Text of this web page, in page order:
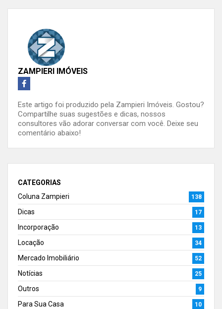
ZAMPIERI IMÓVEIS
Este artigo foi produzido pela Zampieri Imóveis. Gostou?
Compartilhe suas sugestões e dicas, nossos
consultores vão adorar conversar com você. Deixe seu
comentário abaixo!
CATEGORIAS
Coluna Zampieri
138
Dicas 17
Incorporação 13
Locação 34
Mercado Imobiliário 52
Notícias 25
Outros 9
Para Sua Casa 10